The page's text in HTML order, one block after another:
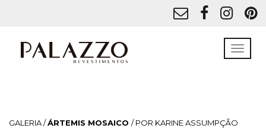
GALERIA /ÁRTEMIS MOSAICO / POR KARINE ASSUMPÇÃO